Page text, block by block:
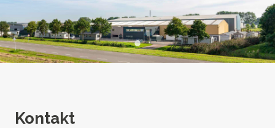
Kontakt